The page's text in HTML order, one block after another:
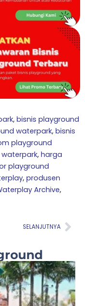
, bisnis playground
waterpark, bisnis
playground
, harga
playground
, produsen
Archive,
SELANJUTNYA